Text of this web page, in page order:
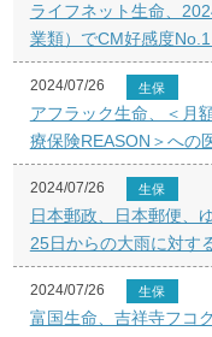
ライフネット生命、
業類）でCM好感度
2024/07/26 生保
アフラック生命、＜月
療保険REASON＞への
2024/07/26 生保
日本郵政、日本郵便、
25日からの大雨に対す
2024/07/26 生保
富国生命、吉祥寺フコ